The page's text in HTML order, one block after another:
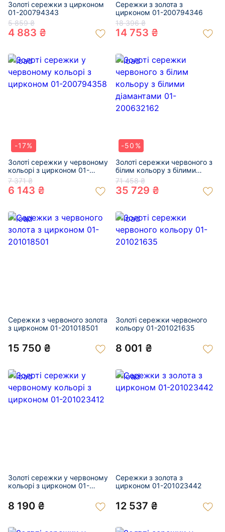
Золоті сережки з цирконом
01-200794343
5 859 ₴
4 883 ₴
Сережки з золота з
цирконом 01-200794346
18 396 ₴
14 753 ₴
-17%
Золоті сережки у червоному
кольорі з цирконом 01-
200794358
7 371 ₴
6 143 ₴
-50%
Золоті сережки червоного з
білим кольору з білими
діамантами 01-200632162
71 458 ₴
35 729 ₴
Сережки з червоного золота
з цирконом 01-201018501
15 750 ₴
Золоті сережки червоного
кольору 01-201021635
8 001 ₴
Золоті сережки у червоному
кольорі з цирконом 01-
8 190 ₴
Сережки з золота з
цирконом 01-201023442
12 537 ₴